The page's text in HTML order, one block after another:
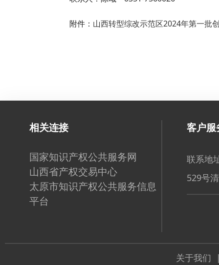
附件： 山西转型综改示范区2024年第一批
相关连接
国家知识产权公共服务网
山西省产权交易中心
太原市知识产权公共服务信息
平台
客户服
联系地
529号
关于我们